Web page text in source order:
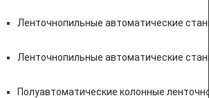
Ленточнопильные автоматические
Ленточнопильные автоматические
Полуавтоматические колонные